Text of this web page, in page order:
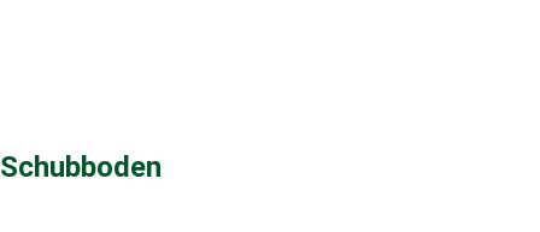
Schubboden